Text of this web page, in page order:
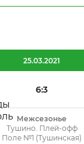
6:3
25.03.2021
Межсезонье
Тушино. Плей-офф
Поле №1 (Тушинская)